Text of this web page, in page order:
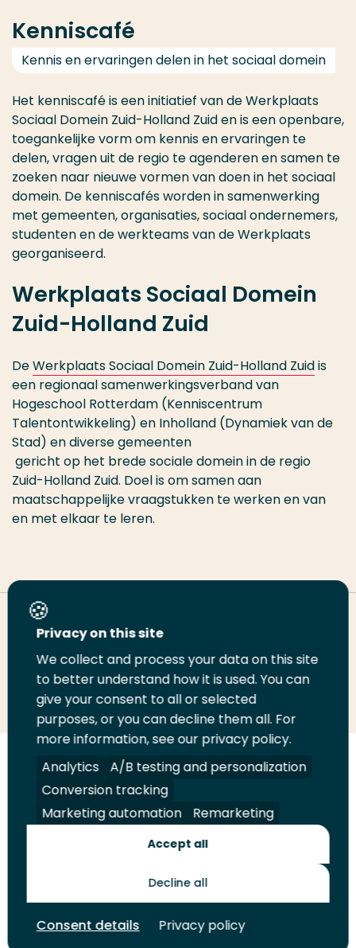
Kenniscafé
Kennis en ervaringen delen in het sociaal domein
Het kenniscafé is een initiatief van de Werkplaats
Sociaal Domein Zuid-Holland Zuid en iseen openbare,
toegankelijke vorm om kennis en ervaringen te
delen, vragen uit de regio te agenderen en samen te
zoeken naar nieuwe vormen van doen in het sociaal
domein. De kenniscafés worden in samenwerking
met gemeenten, organisaties, sociaal ondernemers,
studenten en de werkteams van de Werkplaats
georganiseerd.
Werkplaats Sociaal Domein
Zuid-Holland Zuid
DeWerkplaats Sociaal Domein Zuid-Holland Zuidis
een regionaal samenwerkingsverband van
Hogeschool Rotterdam (Kenniscentrum
Talentontwikkeling) en Inholland (Dynamiek van de
Stad) en diverse gemeenten
gericht op het brede sociale domein in de regio
Zuid-Holland Zuid. Doel is om samen aan
maatschappelijke vraagstukken te werken en van
en met elkaar te leren.
Deel deze pagina
Deel
LinkedIn
Deel
op
Twitter
Deel
op
Facebook
Email
deze
pagina
Print
deze
pagina
Volg
ons
op
LinkedIn
Volg
ons
op
Facebook
Volg
ons
op
YouTube
Volg
ons
op
Instagram
Juridisch Security A-Z Index
Contact
Toekomstmakers
Privacy on this site
We collect and process your data on this site
to better understand how it is used. You can
give your consent to all or selected
purposes, or you can decline them all. For
more information, see our privacy policy.
Analytics
A/B testing and personalization
Conversion tracking
Marketing automation
Remarketing
Accept all
Decline all
Consent details Privacy policy